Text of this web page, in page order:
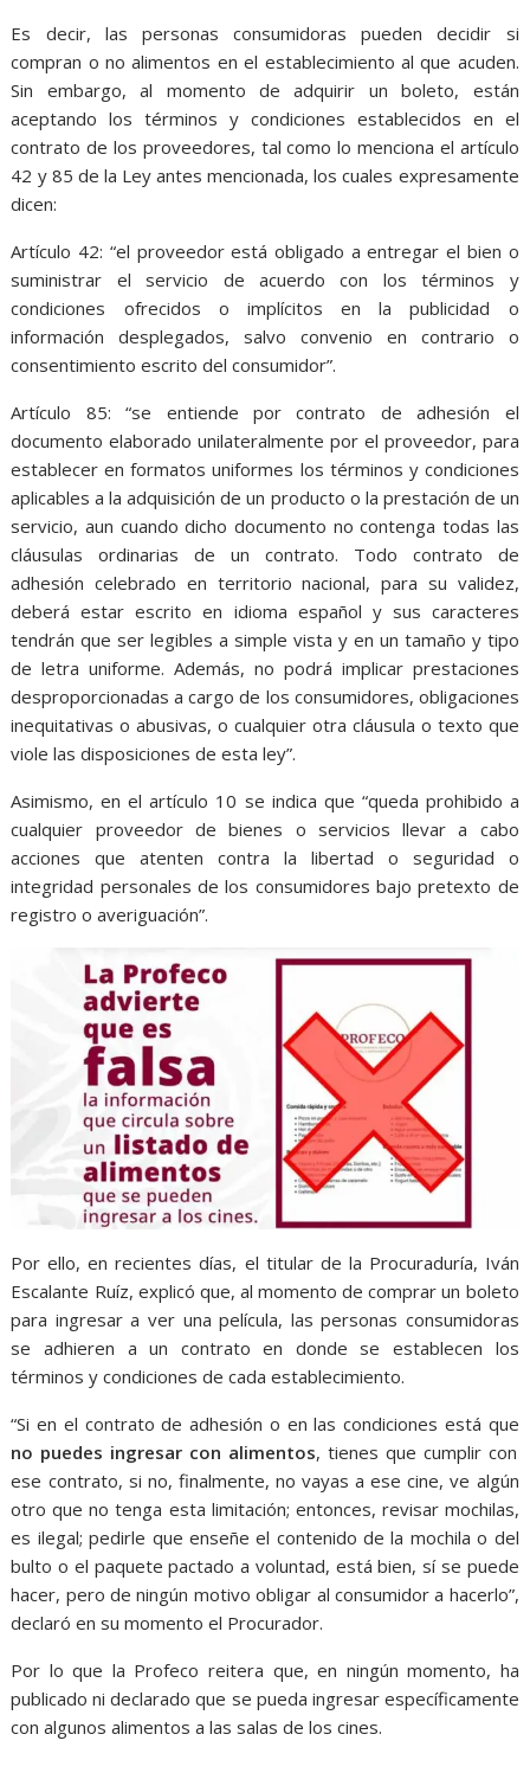
Es decir, las personas consumidoras pueden decidir si
compran o no alimentos en el establecimiento al que acuden.
Sin embargo, al momento de adquirir un boleto, están
aceptando los términos y condiciones establecidos en el
contrato de los proveedores, tal como lo menciona el artículo
42 y 85 de la Ley antes mencionada, los cuales expresamente
dicen:
Artículo 42: “el proveedor está obligado a entregar el bien o
suministrar el servicio de acuerdo con los términos y
condiciones ofrecidos o implícitos en la publicidad o
información desplegados, salvo convenio en contrario o
consentimiento escrito del consumidor”.
Artículo 85: “se entiende por contrato de adhesión el
documento elaborado unilateralmente por el proveedor, para
establecer en formatos uniformes los términos y condiciones
aplicables a la adquisición de un producto o la prestación de un
servicio, aun cuando dicho documento no contenga todas las
cláusulas ordinarias de un contrato. Todo contrato de
adhesión celebrado en territorio nacional, para su validez,
deberá estar escrito en idioma español y sus caracteres
tendrán que ser legibles a simple vista y en un tamaño y tipo
de letra uniforme. Además, no podrá implicar prestaciones
desproporcionadas a cargo de los consumidores, obligaciones
inequitativas o abusivas, o cualquier otra cláusula o texto que
viole las disposiciones de esta ley”.
Asimismo, en el artículo 10 se indica que “queda prohibido a
cualquier proveedor de bienes o servicios llevar a cabo
acciones que atenten contra la libertad o seguridad o
integridad personales de los consumidores bajo pretexto de
registro o averiguación”.
Por ello, en recientes días, el titular de la Procuraduría, Iván
Escalante Ruíz, explicó que, al momento de comprar un boleto
para ingresar a ver una película, las personas consumidoras
se adhieren a un contrato en donde se establecen los
términos y condiciones de cada establecimiento.
“Si en el contrato de adhesión o en las condiciones está que
no puedes ingresar con alimentos, tienes que cumplir con
ese contrato, si no, finalmente, no vayas a ese cine, ve algún
otro que no tenga esta limitación; entonces, revisar mochilas,
es ilegal; pedirle que enseñe el contenido de la mochila o del
bulto o el paquete pactado a voluntad, está bien, sí se puede
hacer, pero de ningún motivo obligar al consumidor a hacerlo”,
declaró en su momento el Procurador.
Por lo que la Profeco reitera que, en ningún momento, ha
publicado ni declarado que se pueda ingresar específicamente
con algunos alimentos a las salas de los cines.